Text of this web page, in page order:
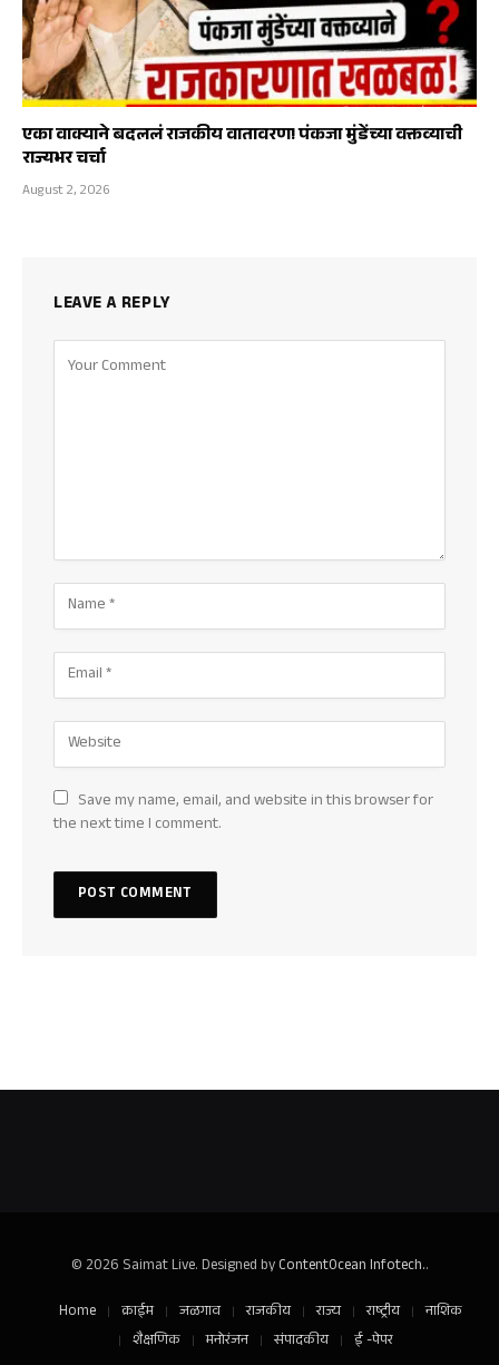
एका वाक्याने बदललं राजकीय वातावरण! पंकजा मुंडेंच्या वक्तव्याची
राज्यभर चर्चा
August 2, 2026
LEAVE A REPLY
Save my name, email, and website in this browser for
the next time I comment.
© 2026 Saimat Live. Designed byContentOcean Infotech..
Home
क्राईम जळगाव राजकीय राज्य राष्ट्रीय
नाशिक
शैक्षणिक
मनोरंजन संपादकीय ई -पेपर